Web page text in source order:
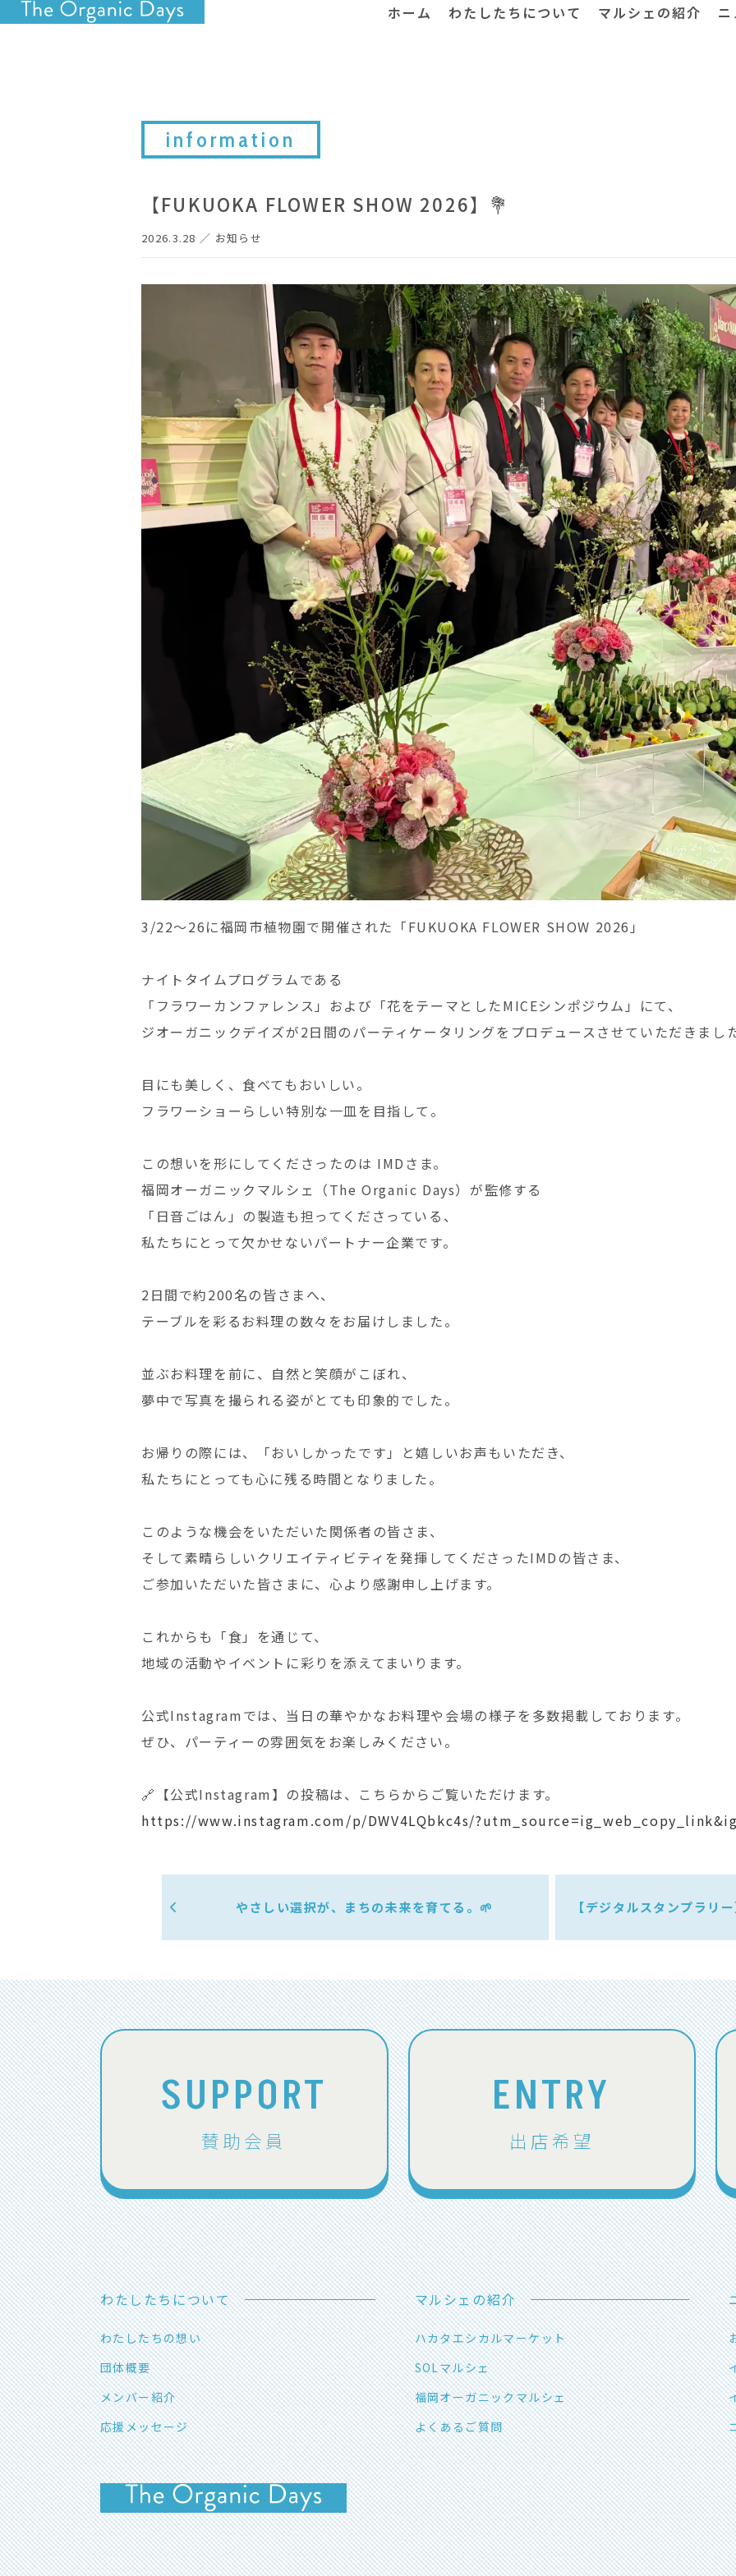
ホーム わたしたちについて マルシェの紹介
information
【FUKUOKA FLOWER SHOW 2026】💐
2026.3.28 ／ お知らせ
3/22〜26に福岡市植物園で開催された「FUKUOKA FLOWER SHOW 2026」
ナイトタイムプログラムである
「フラワーカンファレンス」および「花をテーマとしたMICEシンポジウム」にて、
ジオーガニックデイズが2日間のパーティケータリングをプロデュースさせていただきまし
目にも美しく、食べてもおいしい。
フラワーショーらしい特別な一皿を目指して。
この想いを形にしてくださったのは IMDさま。
福岡オーガニックマルシェ（The Organic Days）が監修する
「日音ごはん」の製造も担ってくださっている、
私たちにとって欠かせないパートナー企業です。
2日間で約200名の皆さまへ、
テーブルを彩るお料理の数々をお届けしました。
並ぶお料理を前に、自然と笑顔がこぼれ、
夢中で写真を撮られる姿がとても印象的でした。
お帰りの際には、「おいしかったです」と嬉しいお声もいただき、
私たちにとっても心に残る時間となりました。
このような機会をいただいた関係者の皆さま、
そして素晴らしいクリエイティビティを発揮してくださったIMDの皆さま、
ご参加いただいた皆さまに、心より感謝申し上げます。
これからも「食」を通じて、
地域の活動やイベントに彩りを添えてまいります。
公式Instagramでは、当日の華やかなお料理や会場の様子を多数掲載しております。
ぜひ、パーティーの雰囲気をお楽しみください。
🔗【公式Instagram】の投稿は、こちらからご覧いただけます。
https://www.instagram.com/p/DWV4LQbkc4s/
やさしい選択が、まちの未来を育てる。🌱 【デジタルスタンプラリ
SUPPORT
賛助会員
ENTRY
出店希望
わたしたちについて
わたしたちの想い
団体概要
メンバー紹介
応援メッセージ
マルシェの紹介
ハカタエシカルマーケット
SOLマルシェ
福岡オーガニックマルシェ
よくあるご質問